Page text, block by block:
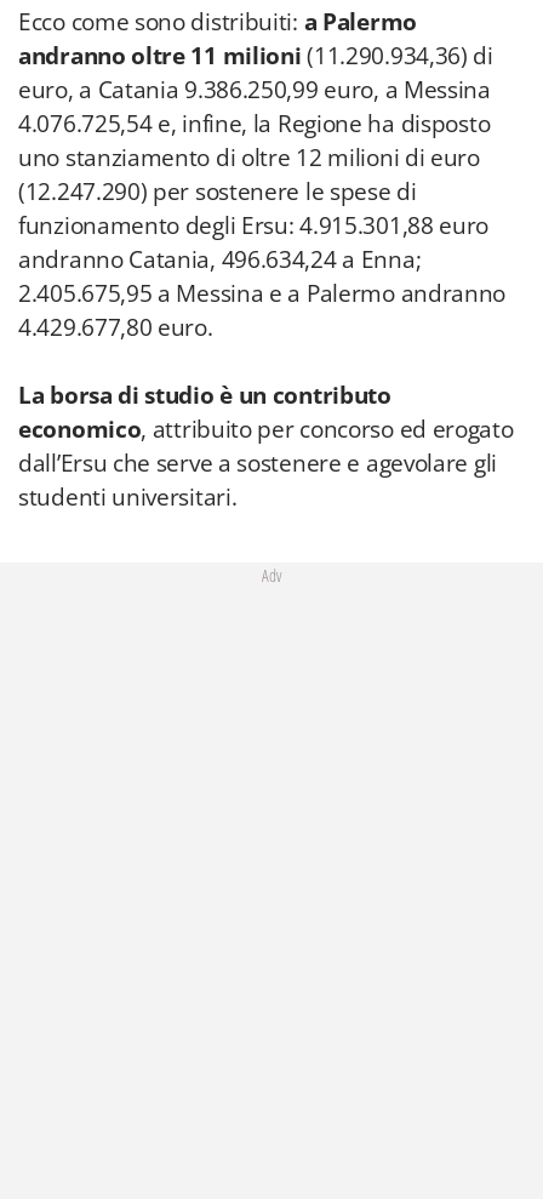
Ecco come sono distribuiti: a Palermo
andranno oltre 11 milioni(11.290.934,36) di
euro, a Catania 9.386.250,99 euro, a Messina
4.076.725,54 e, infine, la Regione ha disposto
uno stanziamento di oltre 12 milioni di euro
(12.247.290) per sostenere le spese di
funzionamento degli Ersu: 4.915.301,88 euro
andranno Catania, 496.634,24 a Enna;
2.405.675,95 a Messina e a Palermo andranno
4.429.677,80 euro.
La borsa di studio è un contributo
economico, attribuito per concorso ed erogato
dall’Ersu che serve a sostenere e agevolare gli
studenti universitari.
Adv